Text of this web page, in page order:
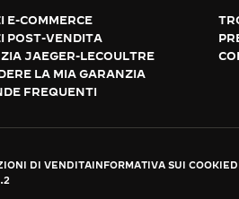
E-COMMERCE
POST-VENDITA
JAEGER-LECOULTRE
LA MIA GARANZIA
FREQUENTI
DI VENDITAINFORMATIVA SUI COOKIE